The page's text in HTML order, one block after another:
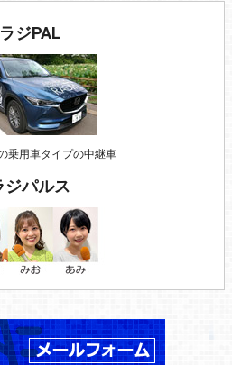
ラジPAL
乗用車タイプの中継車
ジパルス